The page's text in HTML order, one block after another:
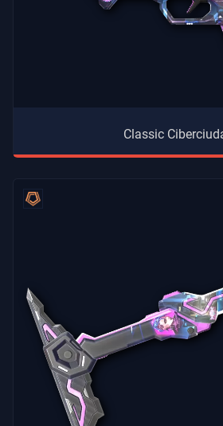
Classic